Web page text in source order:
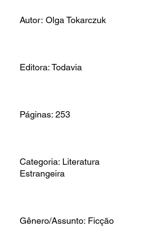
Autor: Olga Tokarczuk
Editora: Todavia
Páginas: 253
Categoria: Literatura
Estrangeira
Gênero/Assunto: Ficção